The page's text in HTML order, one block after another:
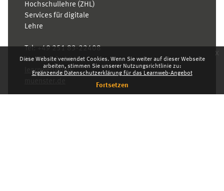
Diese Website verwendet Cookies. Wenn Sie weiter auf dieser Webseite
arbeiten, stimmen Sie unserer Nutzungsrichtlinie zu:
Ergänzende Datenschutzerklärung für das Learnweb-Angebot
Fortsetzen
x
Hochschullehre (ZHL)
Services für digitale
Lehre
Tel:+49 251 83-22408
Mo.- Fr. 10–16 Uhr
learnweb@uni-